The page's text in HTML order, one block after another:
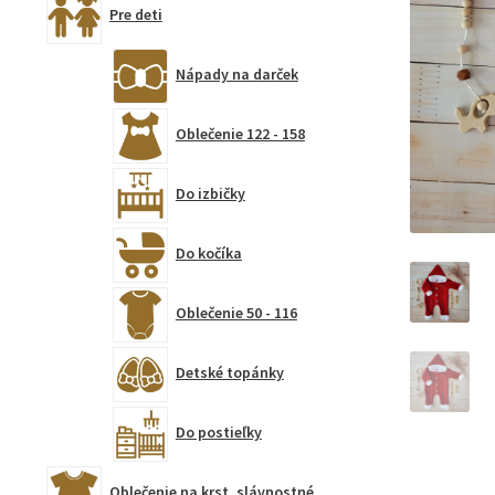
Pre deti
Nápady na darček
Oblečenie 122 - 158
Do izbičky
Do kočíka
Oblečenie 50 - 116
Detské topánky
Do postieľky